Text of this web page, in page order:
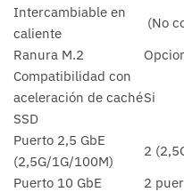
Intercambiable en
caliente
(No
Ranura M.2
Compatibilidad con
aceleración de caché
SSD
Si
Puerto 2,5 GbE
(2,5G/1G/100M)
2
Puerto 10 GbE
2